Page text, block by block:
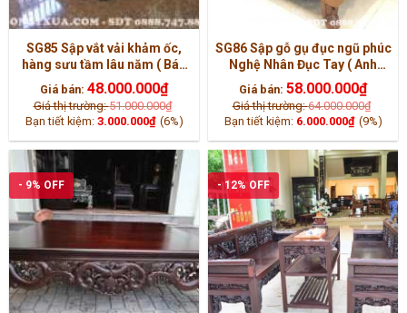
SG85 Sập vắt vải khảm ốc,
hàng sưu tầm lâu năm ( Bác
Tiến, Vũng Tàu )
Giá bán: 48.000.000₫
Giá thị trường:51.000.000₫
Bạn tiết kiệm: 3.000.000₫ (6%)
SG86 Sập gỗ gụ đục ngũ phúc
Nghệ Nhân Đục Tay ( Anh
Sang, Sài Gòn )
Giá bán: 58.000.000₫
Giá thị trường:64.000.000₫
Bạn tiết kiệm: 6.000.000₫ (9%)
- 9% OFF - 12% OFF